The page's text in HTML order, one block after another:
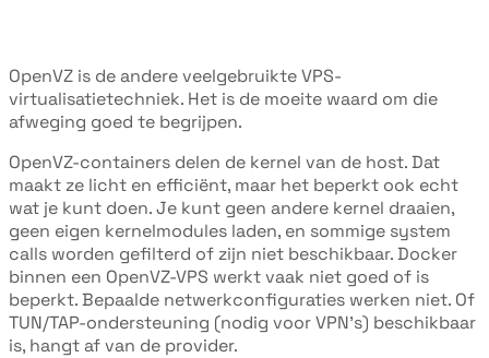
OpenVZ is de andere veelgebruikte VPS-
virtualisatietechniek. Het is de moeite waard om die
afweging goed te begrijpen.
OpenVZ-containers delen de kernel van de host. Dat
maakt ze licht en efficiënt, maar het beperkt ook echt
wat je kunt doen. Je kunt geen andere kernel draaien,
geen eigen kernelmodules laden, en sommige system
calls worden gefilterd of zijn niet beschikbaar. Docker
binnen een OpenVZ-VPS werkt vaak niet goed of is
beperkt. Bepaalde netwerkconfiguraties werken niet. Of
TUN/TAP-ondersteuning (nodig voor VPN's) beschikbaar
is, hangt af van de provider.